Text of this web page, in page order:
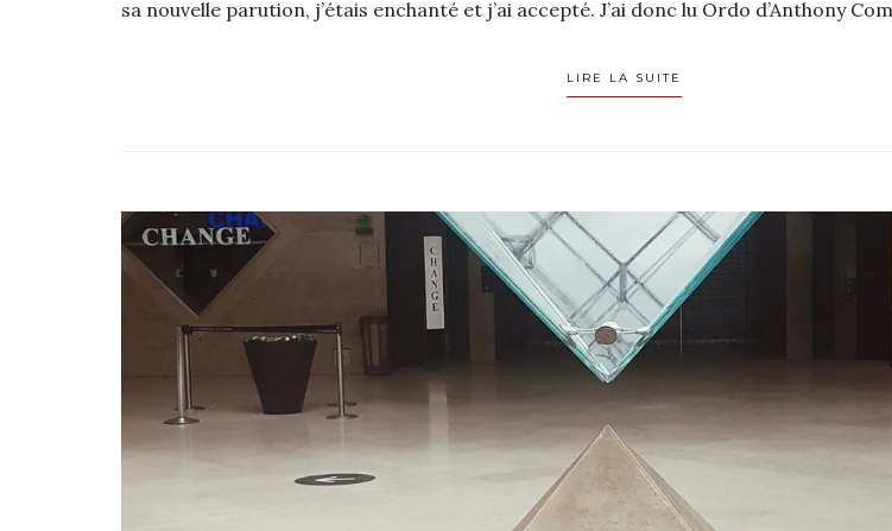
sa nouvelle parution, j’étais enchanté et j’ai accepté. J’ai donc lu Ordo d’Anthony
LIRE LA SUITE